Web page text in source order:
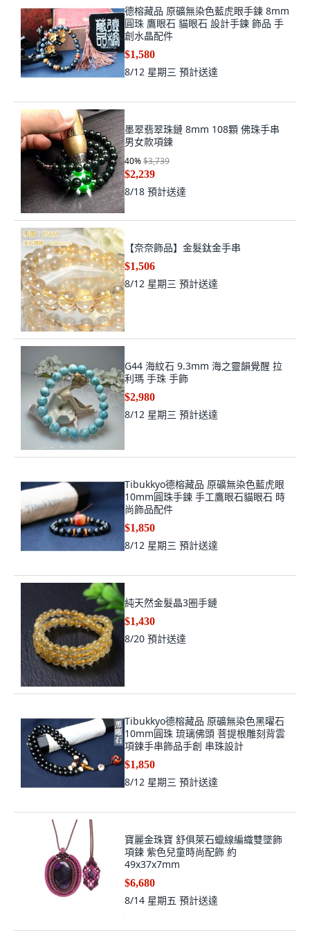
德榕藏品 原礦無染色藍虎眼手鍊 8mm
圓珠 鷹眼石 貓眼石 設計手鍊 飾品 手
創水晶配件
$1,580
8/12 星期三 預計送達
墨翠翡翠珠鏈 8mm 108顆 佛珠手串
男女款項鍊
40%$3,739
$2,239
8/18 預計送達
【奈奈飾品】金髮鈦金手串
$1,506
8/12 星期三 預計送達
G44 海紋石 9.3mm 海之靈韻覺醒 拉
利瑪 手珠 手飾
$2,980
8/12 星期三 預計送達
Tibukkyo德榕藏品 原礦無染色藍虎眼
10mm圓珠手鍊 手工鷹眼石貓眼石 時
尚飾品配件
$1,850
8/12 星期三 預計送達
純天然金髮晶3圈手鏈
$1,430
8/20 預計送達
Tibukkyo德榕藏品 原礦無染色黑曜石
10mm圓珠 琉璃佛頭 菩提根雕刻背雲
項鍊手串飾品手創 串珠設計
$1,850
8/12 星期三 預計送達
寶麗金珠寶 舒俱萊石蠟線編織雙墜飾
項鍊 紫色兒童時尚配飾 約
49x37x7mm
$6,680
8/14 星期五 預計送達